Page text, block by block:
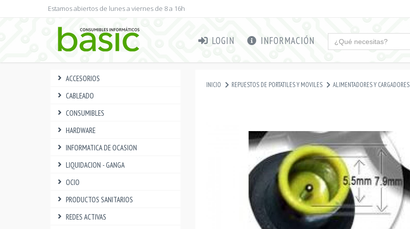
Estamos abiertos de lunes a viernes de 8 a 16h
LOGIN INFORMACIÓN
ACCESORIOS
CABLEADO
CONSUMIBLES
HARDWARE
INFORMATICA DE OCASION
LIQUIDACION - GANGA
OCIO
PRODUCTOS SANITARIOS
REDES ACTIVAS
INICIO REPUESTOS DE PORTATILES Y MOVILES ALIMENTADORES Y CARGADORES